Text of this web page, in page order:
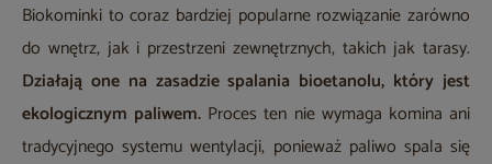
Biokominki to coraz bardziej popularne rozwiązanie zarówno
do wnętrz, jak i przestrzeni zewnętrznych, takich jak tarasy.
Działają one na zasadzie spalania bioetanolu, który jest
ekologicznym paliwem. Proces ten nie wymaga komina ani
tradycyjnego systemu wentylacji, ponieważ paliwo spala się